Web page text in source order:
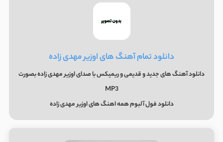
دانلود تمام آهنگ های اوزیر مهدی زاده
دانلود آهنگ های جدید و قدیمی و ریمیکس با صدای اوزیر مهدی زاده بصورت
MP3
دانلود فول آلبوم همه اهنگ های اوزیر مهدی زاده